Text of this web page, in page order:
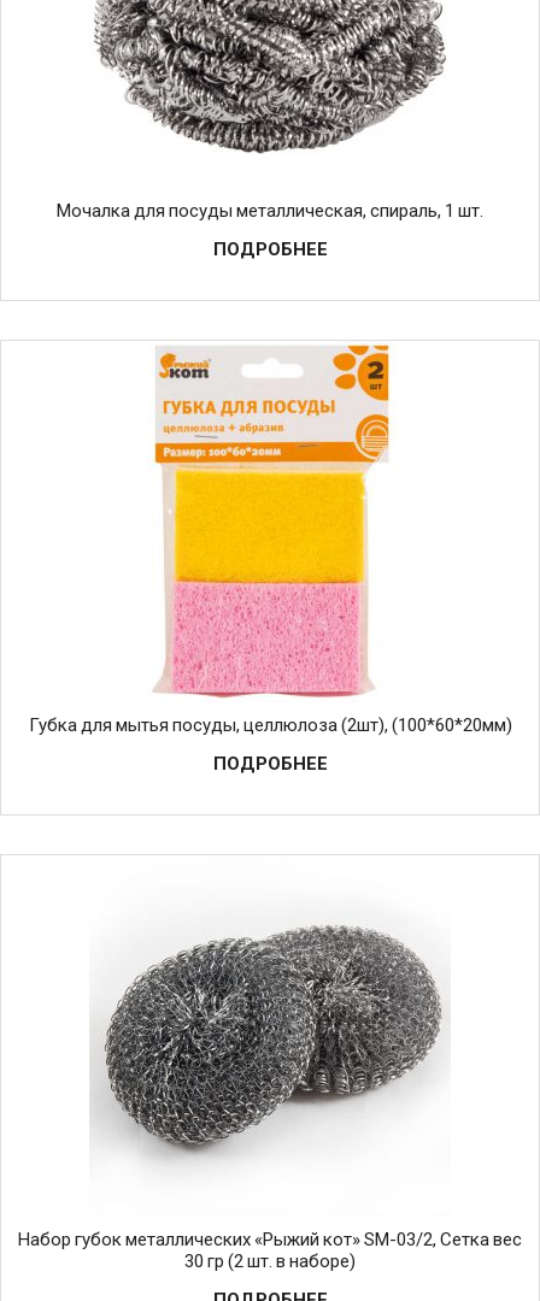
Мочалка для посуды металлическая, спираль, 1 шт.
ПОДРОБНЕЕ
Губка для мытья посуды, целлюлоза (2шт), (100*60*20мм)
ПОДРОБНЕЕ
Набор губок металлических «Рыжий кот» SM-03/2, Сетка вес
30 гр (2 шт. в наборе)